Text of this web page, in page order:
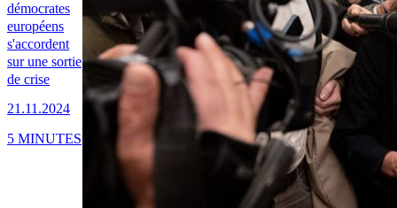
démocrates
européens
s'accordent
sur une sortie
de crise
21.11.2024
5 MINUTES